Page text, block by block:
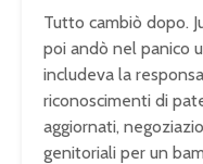
Tutto cambiò dopo.
poi andò nel panico
includeva la
riconoscimenti di
aggiornati,
genitoriali per un